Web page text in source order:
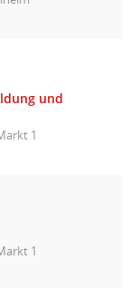
und
1
1